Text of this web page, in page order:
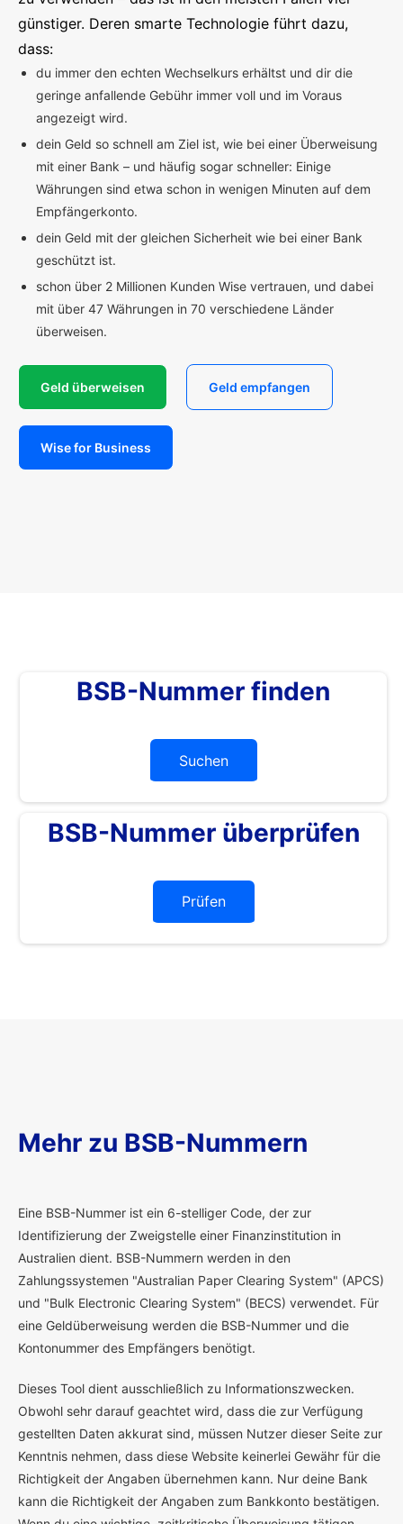
günstiger. Deren smarte Technologie führt dazu,
dass:
du immer den echten Wechselkurs erhältst und dir die
geringe anfallende Gebühr immer voll und im Voraus
angezeigt wird.
dein Geld so schnell am Ziel ist, wie bei einer Überweisung
mit einer Bank – und häufig sogar schneller: Einige
Währungen sind etwa schon in wenigen Minuten auf dem
Empfängerkonto.
dein Geld mit der gleichen Sicherheit wie bei einer Bank
geschützt ist.
schon über 2 Millionen Kunden Wise vertrauen, und dabei
mit über 47 Währungen in 70 verschiedene Länder
überweisen.
Geld überweisen Geld empfangen
Wise for Business
BSB-Nummer finden
Suchen
BSB-Nummer überprüfen
Prüfen
Mehr zu BSB-Nummern
Eine BSB-Nummer ist ein 6-stelliger Code, der zur
Identifizierung der Zweigstelle einer Finanzinstitution in
Australien dient. BSB-Nummern werden in den
Zahlungssystemen "Australian Paper Clearing System" (APCS)
und "Bulk Electronic Clearing System" (BECS) verwendet. Für
eine Geldüberweisung werden die BSB-Nummer und die
Kontonummer des Empfängers benötigt.
Dieses Tool dient ausschließlich zu Informationszwecken.
Obwohl sehr darauf geachtet wird, dass die zur Verfügung
gestellten Daten akkurat sind, müssen Nutzer dieser Seite zur
Kenntnis nehmen, dass diese Website keinerlei Gewähr für die
Richtigkeit der Angaben übernehmen kann. Nur deine Bank
kann die Richtigkeit der Angaben zum Bankkonto bestätigen.